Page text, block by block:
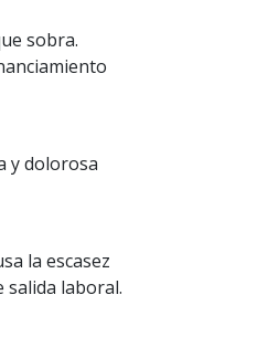
sobra.
y dolorosa
la escasez
salida laboral.